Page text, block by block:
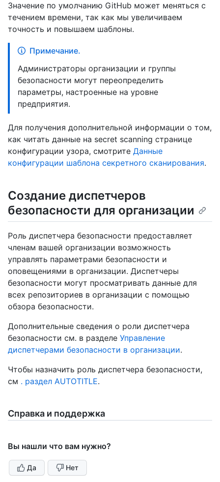
Значение по умолчанию GitHub может меняться с
течением времени, так как мы увеличиваем
точность и повышаем шаблоны.
Примечание.
Администраторы организации и группы
безопасности могут переопределить
параметры, настроенные на уровне
предприятия.
Для получения дополнительной информации о том,
как читать данные на secret scanning странице
конфигурации узора, смотрите Данные
конфигурации шаблона секретного сканирования.
Создание диспетчеров
безопасности для организации
Роль диспетчера безопасности предоставляет
членам вашей организации возможность
управлять параметрами безопасности и
оповещениями в организации. Диспетчеры
безопасности могут просматривать данные для
всех репозиториев в организации с помощью
обзора безопасности.
Дополнительные сведения о роли диспетчера
безопасности см. в разделе Управление
диспетчерами безопасности в организации.
Чтобы назначить роль диспетчера безопасности,
см . раздел AUTOTITLE.
Справка и поддержка
Вы нашли что вам нужно?
Да Нет